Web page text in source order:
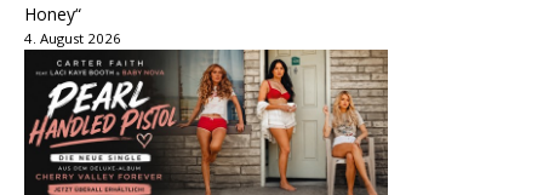
Honey“
4. August 2026